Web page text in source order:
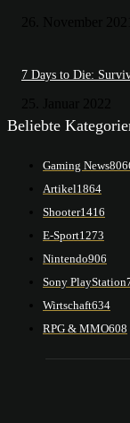
7 Days to Die:
Beliebte
Gaming News
Artikel1864
Shooter1416
E-Sport1273
Nintendo906
Sony PlayStation
Wirtschaft634
RPG & MMO608